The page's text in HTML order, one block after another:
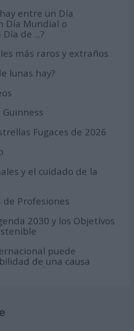
entre un Día
Día Mundial o
de ...?
más raros y extraños
lunas hay?
Fugaces de 2026
y el cuidado de la
de Profesiones
2030 y los Objetivos
puede
de una causa